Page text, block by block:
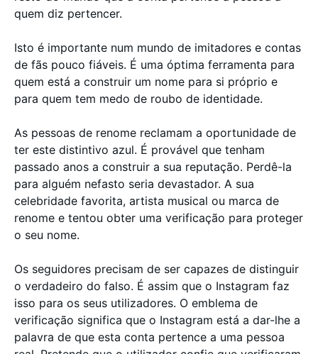
quem diz pertencer.
Isto é importante num mundo de imitadores e contas
de fãs pouco fiáveis. É uma óptima ferramenta para
quem está a construir um nome para si próprio e
para quem tem medo de roubo de identidade.
As pessoas de renome reclamam a oportunidade de
ter este distintivo azul. É provável que tenham
passado anos a construir a sua reputação. Perdê-la
para alguém nefasto seria devastador. A sua
celebridade favorita, artista musical ou marca de
renome e tentou obter uma verificação para proteger
o seu nome.
Os seguidores precisam de ser capazes de distinguir
o verdadeiro do falso. É assim que o Instagram faz
isso para os seus utilizadores. O emblema de
verificação significa que o Instagram está a dar-lhe a
palavra de que esta conta pertence a uma pessoa